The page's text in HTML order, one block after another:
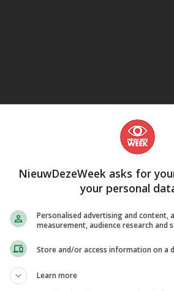
NieuwDezeWeek asks for
your personal
Personalised advertising and content,
measurement, audience research and
Store and/or access information on a
Learn more